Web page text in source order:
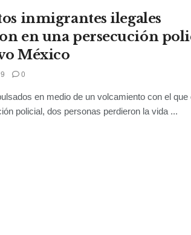
inmigrantes ilegales
en una persecución
México
0
en medio de un volcamiento con el que
policial, dos personas perdieron la vida ...